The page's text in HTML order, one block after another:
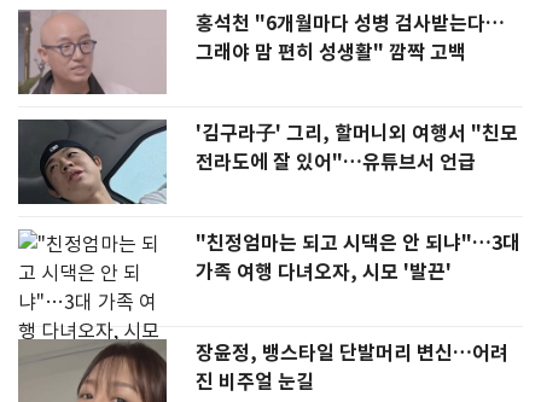
홍석천 "6개월마다 성병 검사받는다…
그래야 맘 편히 성생활" 깜짝 고백
'김구라子' 그리, 할머니외 여행서 "친모
전라도에 잘 있어"…유튜브서 언급
"친정엄마는 되고 시댁은 안 되냐"…3대
가족 여행 다녀오자, 시모 '발끈'
장윤정, 뱅스타일 단발머리 변신…어려
진 비주얼 눈길